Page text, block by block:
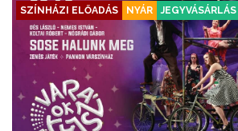
SZÍNHÁZI ELŐADÁS NYÁR JEGYVÁSÁRLÁS